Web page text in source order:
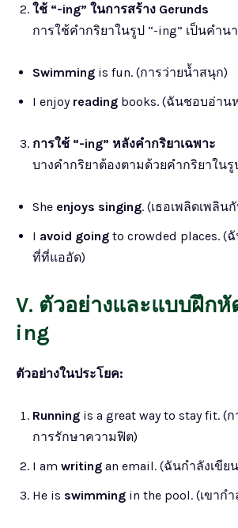
ใช้ “-ing” ในการสร้าง Gerunds
การใช้คำกริยาในรูป “-ing” เป็นคำน
Swimming is fun. (การว่ายน้ำสนุก)
I enjoy reading books. (ฉันชอบอ่าน
การใช้ “-ing” หลังคำกริยาเฉพาะ
บางคำกริยาต้องตามด้วยคำกริยาในรู
She enjoys singing. (เธอเพลิดเพลิน
I avoid going to crowded places. (
ที่ที่แออัด)
V. ตัวอย่างและแบบฝึกหั
ing
ตัวอย่างในประโยค:
Running is a great way to stay fit. (
การรักษาความฟิต)
I am writing an email. (ฉันกำลังเขีย
He is swimming in the pool. (เขาก